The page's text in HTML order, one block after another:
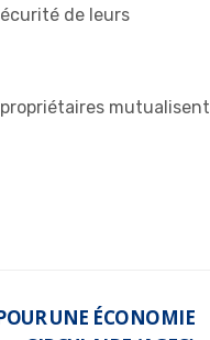
de leurs
mutualisent
UNE ÉCONOMIE